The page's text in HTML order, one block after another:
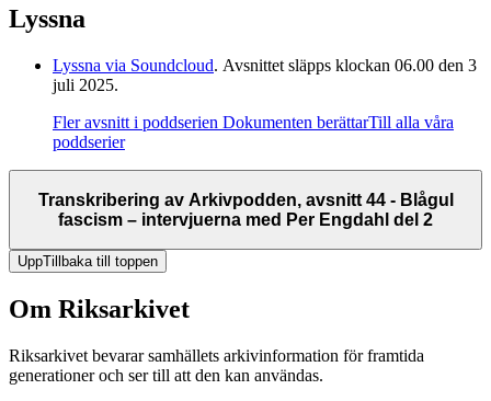
Lyssna
Lyssna via Soundcloud. Avsnittet släpps klockan 06.00 den 3
juli 2025.
Fler avsnitt i poddserien Dokumenten berättarTill alla våra
poddserier
Transkribering av Arkivpodden, avsnitt 44 - Blågul
fascism – intervjuerna med Per Engdahl del 2
UppTillbaka till toppen
Om Riksarkivet
Riksarkivet bevarar samhällets arkivinformation för framtida
generationer och ser till att den kan användas.